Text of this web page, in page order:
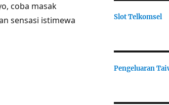
coba masak
sensasi istimewa
Slot Telkomsel
Pengeluaran